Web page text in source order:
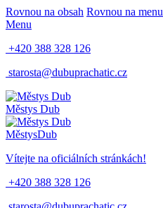
Rovnou na obsah Rovnou na menu
Menu
+420 388 328 126
starosta@dubuprachatic.cz
Městys Dub
MěstysDub
Vítejte na oficiálních stránkách!
+420 388 328 126